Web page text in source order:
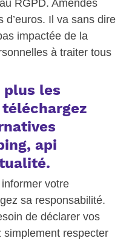
RGPD. Amendes
d’euros. Il va sans dire
impactée de la
à traiter tous
plus les
api
votre
sa responsabilité.
de déclarer vos
simplement respecter